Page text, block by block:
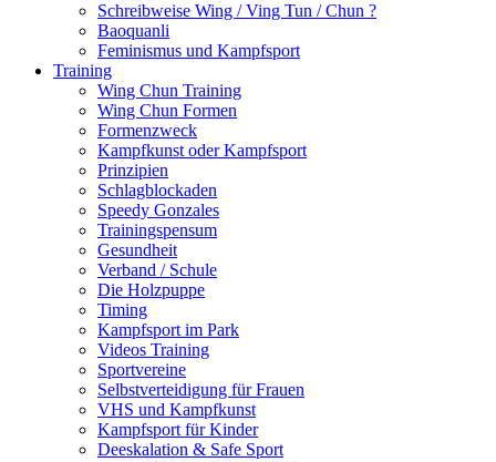
Schreibweise Wing / Ving Tun / Chun ?
Baoquanli
Feminismus und Kampfsport
Training
Wing Chun Training
Wing Chun Formen
Formenzweck
Kampfkunst oder Kampfsport
Prinzipien
Schlagblockaden
Speedy Gonzales
Trainingspensum
Gesundheit
Verband / Schule
Die Holzpuppe
Timing
Kampfsport im Park
Videos Training
Sportvereine
Selbstverteidigung für Frauen
VHS und Kampfkunst
Kampfsport für Kinder
Deeskalation & Safe Sport